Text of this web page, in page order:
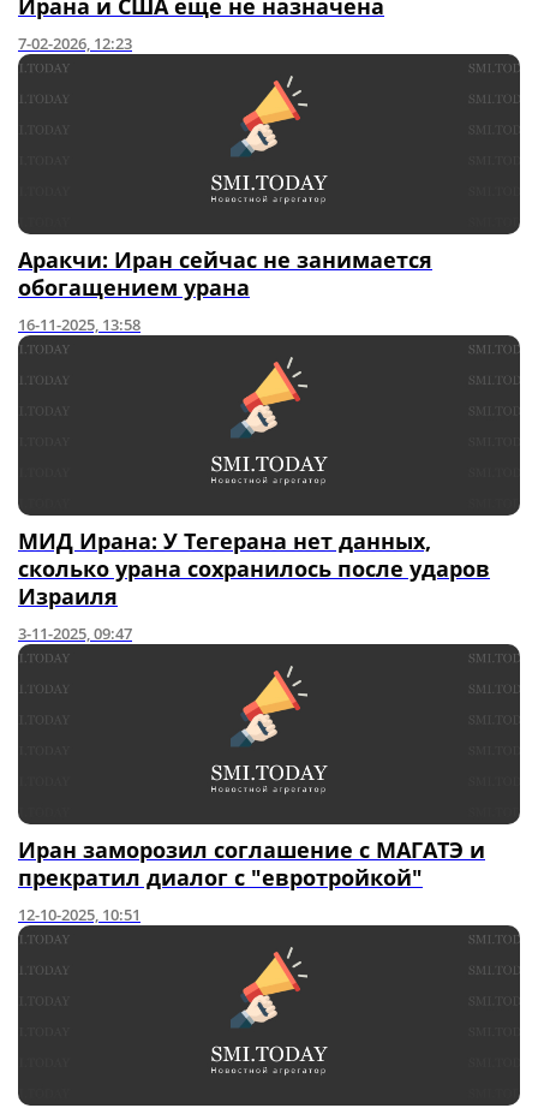
Ирана и США еще не назначена
7-02-2026, 12:23
Аракчи: Иран сейчас не занимается
обогащением урана
16-11-2025, 13:58
МИД Ирана: У Тегерана нет данных,
сколько урана сохранилось после ударов
Израиля
3-11-2025, 09:47
Иран заморозил соглашение с МАГАТЭ и
прекратил диалог с "евротройкой"
12-10-2025, 10:51